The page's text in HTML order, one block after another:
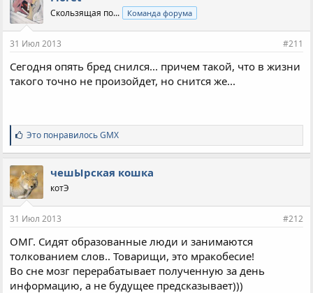
Скользящая по... Команда форума
31 Июл 2013 #211
Сегодня опять бред снился... причем такой, что в жизни
такого точно не произойдет, но снится же...
С
и
м
п
а
т
и
:
Это понравилосьGMX
чешЫрская кошка
котЭ
31 Июл 2013 #212
ОМГ. Сидят образованные люди и занимаются
толкованием слов.. Товарищи, это мракобесие!
Во сне мозг перерабатывает полученную за день
информацию, а не будущее предсказывает)))